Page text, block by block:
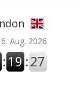
Aug. 2026
:19 :27